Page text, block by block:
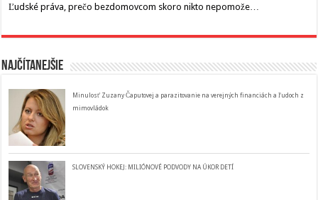
Ľudské práva, prečo bezdomovcom skoro nikto nepomože…
Najčítanejšie
Minulosť Zuzany Čaputovej a parazitovanie na verejných financiách a ľudoch z
mimovládok
SLOVENSKÝ HOKEJ: MILIÓNOVÉ PODVODY NA ÚKOR DETÍ